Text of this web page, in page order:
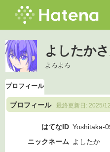
よしたか
よろよろ
プロフィール
プロフィール 最終更新日: 2025/
はてなID Yoshitaka-
ニックネーム よしたか